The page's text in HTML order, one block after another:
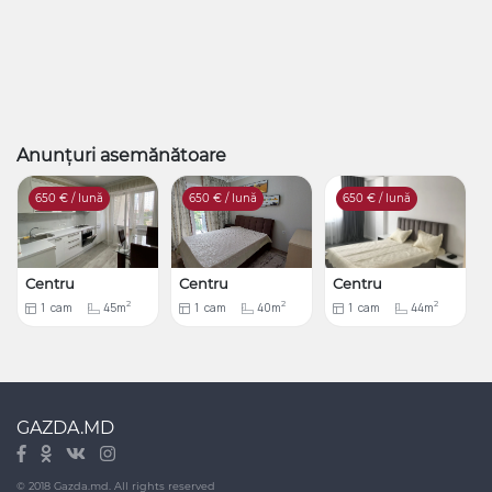
Anunțuri asemănătoare
650 € / lună
Centru
1 cam 45m2
650 € / lună
Centru
1 cam 40m2
650 € / lună
Centru
1 cam 44m2
GAZDA.MD
© 2018 Gazda.md. All rights reserved